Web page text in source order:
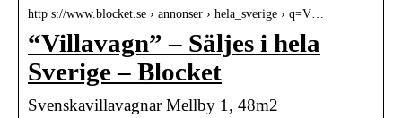
http s://www.blocket.se › annonser › hela_sverige › q=V…
“Villavagn” – Säljes i hela
Sverige – Blocket
Svenskavillavagnar Mellby 1, 48m2